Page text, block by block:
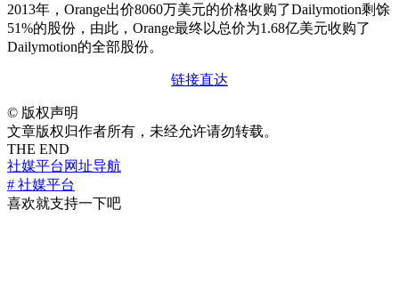
2013年，Orange出价8060万美元的价格收购了Dailymotion剩馀
51%的股份，由此，Orange最终以总价为1.68亿美元收购了
Dailymotion的全部股份。
链接直达
© 版权声明
文章版权归作者所有，未经允许请勿转载。
THE END
社媒平台 网址导航
# 社媒平台
喜欢就支持一下吧